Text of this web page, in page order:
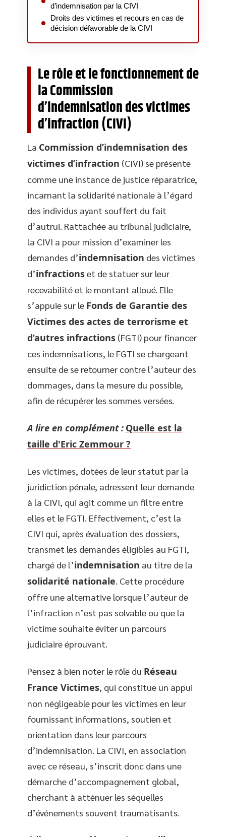
d’indemnisation par la CIVI
Droits des victimes et recours en cas de
décision défavorable de la CIVI
Le rôle et le fonctionnement de
la Commission
d’indemnisation des victimes
d’infraction (CIVI)
La Commission d’indemnisation des
victimes d’infraction (CIVI) se présente
comme une instance de justice réparatrice,
incarnant la solidarité nationale à l’égard
des individus ayant souffert du fait
d’autrui. Rattachée au tribunal judiciaire,
la CIVI a pour mission d’examiner les
demandes d’indemnisation des victimes
d’infractionset de statuer sur leur
recevabilité et le montant alloué. Elle
s’appuie sur le Fonds de Garantie des
Victimes des actes de terrorisme et
d’autres infractions (FGTI) pour financer
ces indemnisations, le FGTI se chargeant
ensuite de se retourner contre l’auteur des
dommages, dans la mesure du possible,
afin de récupérer les sommes versées.
A lire en complément : Quelle est la
taille d'Eric Zemmour ?
Les victimes, dotées de leur statut par la
juridiction pénale, adressent leur demande
à la CIVI, qui agit comme un filtre entre
elles et le FGTI. Effectivement, c’est la
CIVI qui, après évaluation des dossiers,
transmet les demandes éligibles au FGTI,
chargé de l’indemnisation au titre de la
solidarité nationale. Cette procédure
offre une alternative lorsque l’auteur de
l’infraction n’est pas solvable ou que la
victime souhaite éviter un parcours
judiciaire éprouvant.
Pensez à bien noter le rôle du Réseau
France Victimes, qui constitue un appui
non négligeable pour les victimes en leur
fournissant informations, soutien et
orientation dans leur parcours
d’indemnisation. La CIVI, en association
avec ce réseau, s’inscrit donc dans une
démarche d’accompagnement global,
cherchant à atténuer les séquelles
d’événements souvent traumatisants.